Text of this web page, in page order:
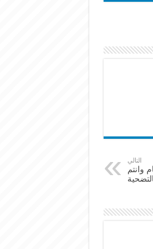
التالي
وانتم